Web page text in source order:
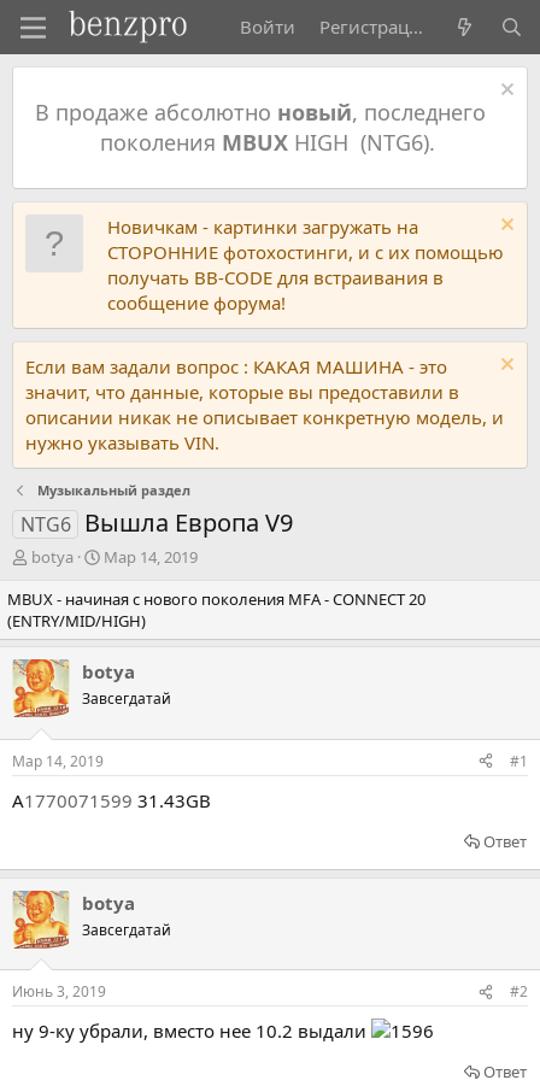
Войти Регистрация
В продаже абсолютно новый, последнего
поколения MBUXHIGH (NTG6).
Новичкам - картинки загружать на
СТОРОННИЕ фотохостинги, и с их помощью
получать BB-CODE для встраивания в
сообщение форума!
Если вам задали вопрос : КАКАЯ МАШИНА - это
значит, что данные, которые вы предоставили в
описании никак не описывает конкретную модель, и
нужно указывать VIN.
Музыкальный раздел
NTG6 Вышла Европа V9
А
т
о
р
т
е
м
ы
botya
Д
т
а
н
а
ч
а
Мар 14, 2019
MBUX - начиная с нового поколения MFA - CONNECT 20
(ENTRY/MID/HIGH)
botya
Завсегдатай
Мар 14, 2019 #1
A1770071599 31.43GB
Ответ
botya
Завсегдатай
Июнь 3, 2019 #2
ну 9-ку убрали, вместо нее 10.2 выдали
Ответ